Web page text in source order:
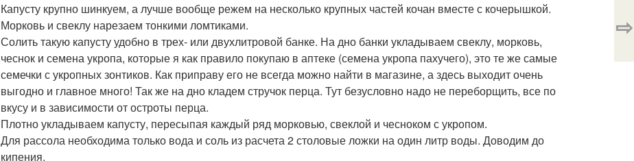
Капусту крупно шинкуем, а лучше вообще режем на несколько крупных частей кочан вместе с кочерышкой.
Морковь и свеклу нарезаем тонкими ломтиками.
Солить такую капусту удобно в трех- или двухлитровой банке. На дно банки укладываем свеклу, морковь,
чеснок и семена укропа, которые я как правило покупаю в аптеке (семена укропа пахучего), это те же самые
семечки с укропных зонтиков. Как приправу его не всегда можно найти в магазине, а здесь выходит очень
выгодно и главное много! Так же на дно кладем стручок перца. Тут безусловно надо не переборщить, все по
вкусу и в зависимости от остроты перца.
Плотно укладываем капусту, пересыпая каждый ряд морковью, свеклой и чесноком с укропом.
Для рассола необходима только вода и соль из расчета 2 столовые ложки на один литр воды. Доводим до
кипения.
⇨